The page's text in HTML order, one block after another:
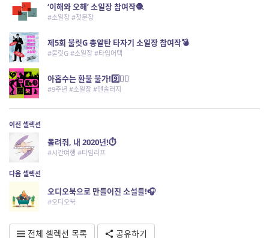
‘이해와 오해’ 소일장 참여작🧶
#소일장 #첫문장
제5회 불릿G 총알탄 타자기 소일장 참여작💣
#불릿G #소일장 #타임어택
아홉수는 환불 불가!9️⃣🙅‍♀️
#9주년 #소일장 #앤솔러지
이전 셀렉션
돌려줘, 내 2020년!⏱️
#시간여행 #타임리프
다음 셀렉션
오디오북으로 만들어진 소설들!🎧
#오디오북
전체 셀렉션 목록 공유하기